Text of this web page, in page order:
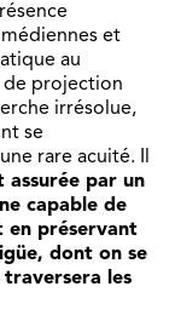
et
au
de projection
irrésolue,
se
rare acuité. Il
assurée par un
capable de
en préservant
dont on se
les